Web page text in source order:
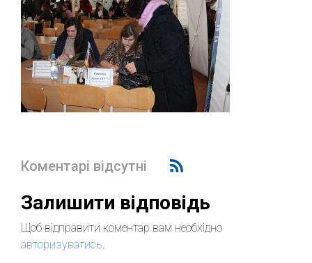
Коментарі відсутні
Залишити відповідь
Щоб відправити коментар вам необхідно
авторизуватись.